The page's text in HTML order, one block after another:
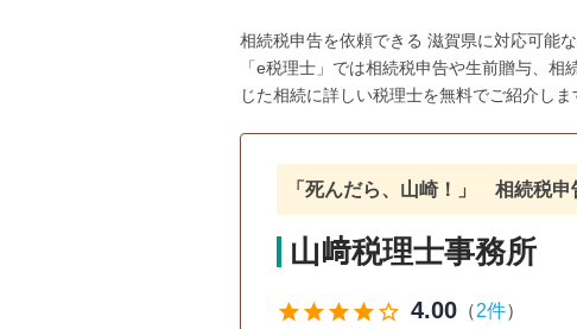
相続税申告を依頼できる 滋賀県に対応可能
「e税理士」では相続税申告や生前贈与、
じた相続に詳しい税理士を無料でご紹介しま
「死んだら、山崎！」 相続税申
山﨑税理士事務所
starstarstarstarstar_outline 4.00 （2件）